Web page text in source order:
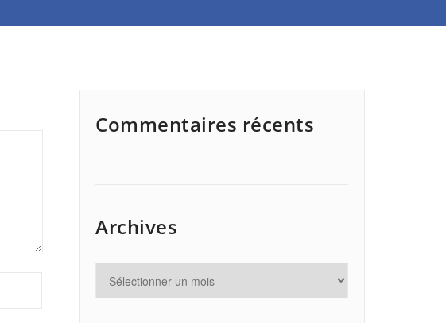
Commentaires récents
Archives